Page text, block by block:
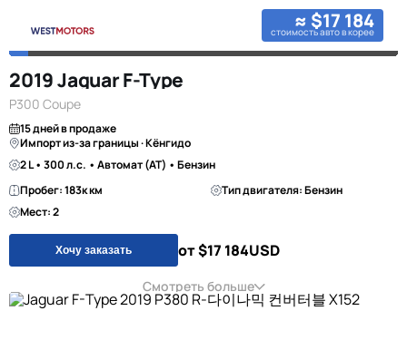
≈ $17 184
стоимость авто в корее
2019 Jaguar F-Type
P300 Coupe
15 дней в продаже
Импорт из-за границы · Кёнгидо
2 L • 300 л.с. • Автомат (AT) • Бензин
Пробег: 183к км
Тип двигателя: Бензин
Мест: 2
Хочу заказать от $17 184USD
Смотреть больше